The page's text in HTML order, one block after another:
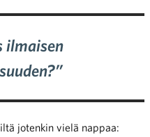
ilmaisen
jotenkin vielä nappaa: